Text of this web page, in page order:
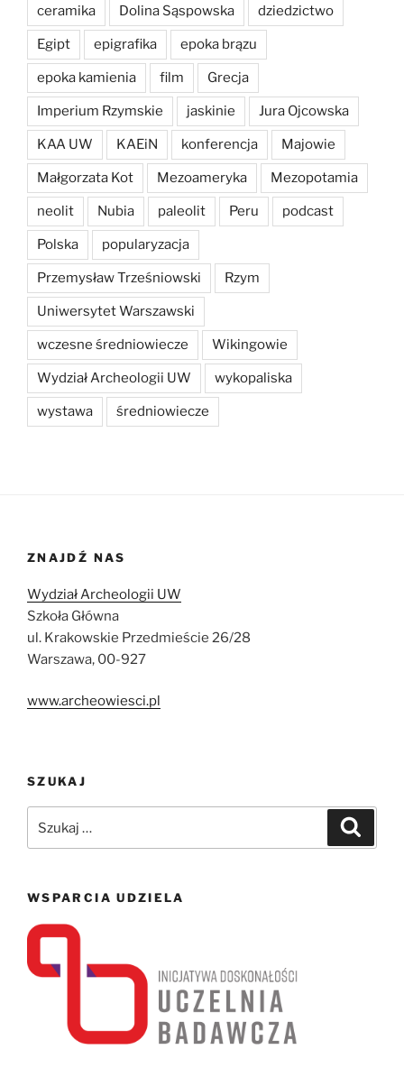
ceramika Dolina Sąspowska dziedzictwo
Egipt epigrafika epoka brązu
epoka kamienia film Grecja
Imperium Rzymskie jaskinie Jura Ojcowska
KAA UW KAEiN konferencja Majowie
Małgorzata Kot Mezoameryka Mezopotamia
neolit Nubia paleolit Peru podcast
Polska popularyzacja
Przemysław Trześniowski Rzym
Uniwersytet Warszawski
wczesne średniowiecze Wikingowie
Wydział Archeologii UW wykopaliska
wystawa średniowiecze
ZNAJDŹ NAS
Wydział Archeologii UW
Szkoła Główna
ul. Krakowskie Przedmieście 26/28
Warszawa, 00-927
www.archeowiesci.pl
SZUKAJ
WSPARCIA UDZIELA